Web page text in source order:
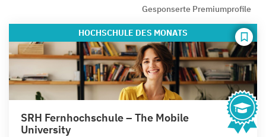
Gesponserte Premiumprofile
HOCHSCHULE DES MONATS
SRH Fernhochschule – The Mobile
University